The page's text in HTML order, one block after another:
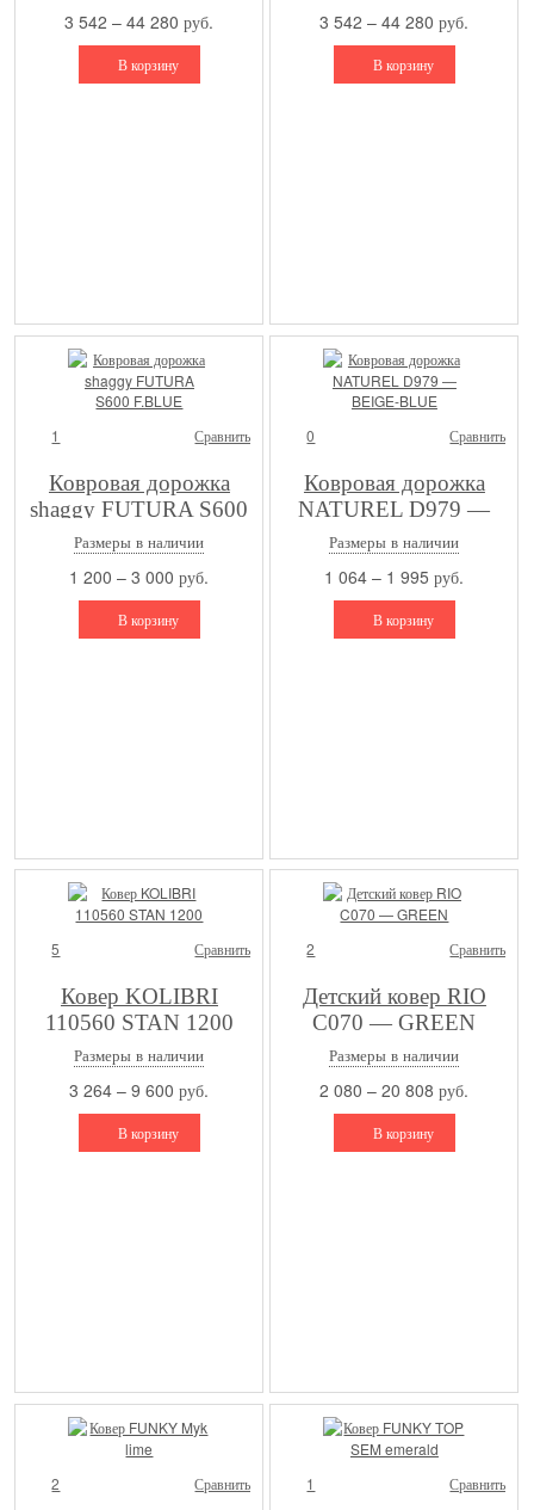
3 542 – 44 280 руб.
В корзину
3 542 – 44 280 руб.
В корзину
1 Сравнить
Ковровая дорожка
shaggy FUTURA S600
F.BLUE
Размеры в наличии
1 200 – 3 000 руб.
В корзину
0 Сравнить
Ковровая дорожка
NATUREL D979 —
BEIGE-BLUE
Размеры в наличии
1 064 – 1 995 руб.
В корзину
5 Сравнить
Ковер KOLIBRI
110560 STAN 1200
Размеры в наличии
3 264 – 9 600 руб.
В корзину
2 Сравнить
Детский ковер RIO
C070 — GREEN
Размеры в наличии
2 080 – 20 808 руб.
В корзину
2 Сравнить 1 Сравнить